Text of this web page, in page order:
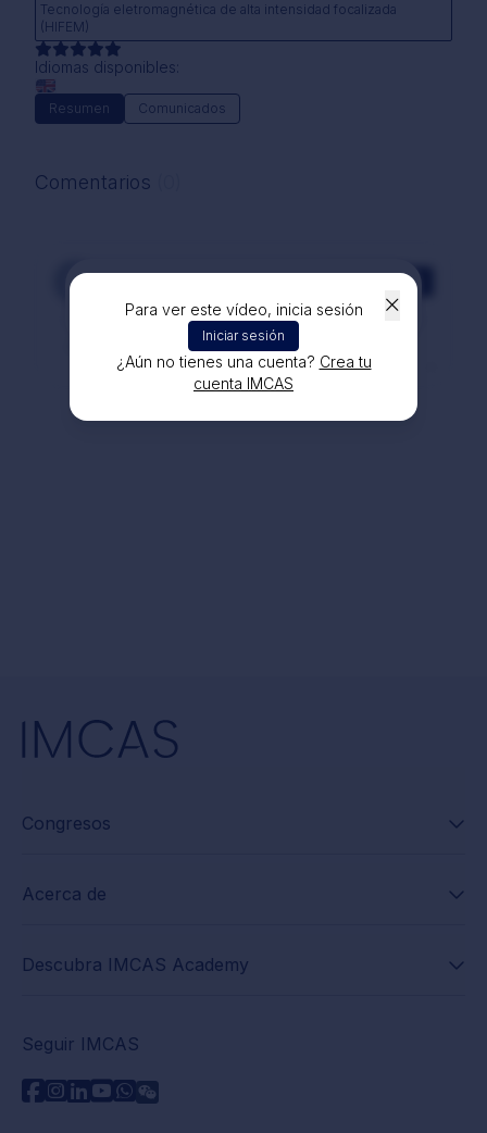
Para ver este vídeo, inicia sesión
Iniciar sesión
¿Aún no tienes una cuenta? Crea tu
cuenta IMCAS
Tecnología eletromagnética de alta intensidad focalizada
(HIFEM)
Idiomas disponibles:
Resumen Comunicados
Comentarios
Únete a la discusión
Comentarios
Congresos
Acerca de
Descubra IMCAS Academy
Seguir IMCAS